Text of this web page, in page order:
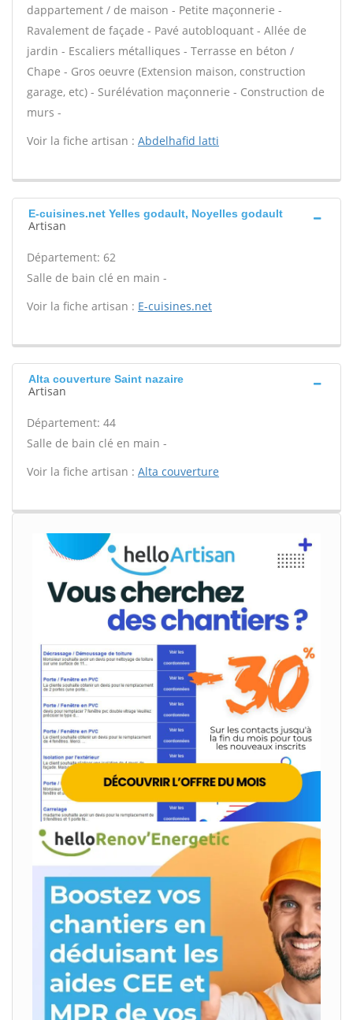
dappartement / de maison - Petite maçonnerie -
Ravalement de façade - Pavé autobloquant - Allée de
jardin - Escaliers métalliques - Terrasse en béton /
Chape - Gros oeuvre (Extension maison, construction
garage, etc) - Surélévation maçonnerie - Construction de
murs -
Voir la fiche artisan : Abdelhafid latti
E-cuisines.net Yelles godault, Noyelles godault
Artisan
Département: 62
Salle de bain clé en main -
Voir la fiche artisan : E-cuisines.net
Alta couverture Saint nazaire
Artisan
Département: 44
Salle de bain clé en main -
Voir la fiche artisan : Alta couverture